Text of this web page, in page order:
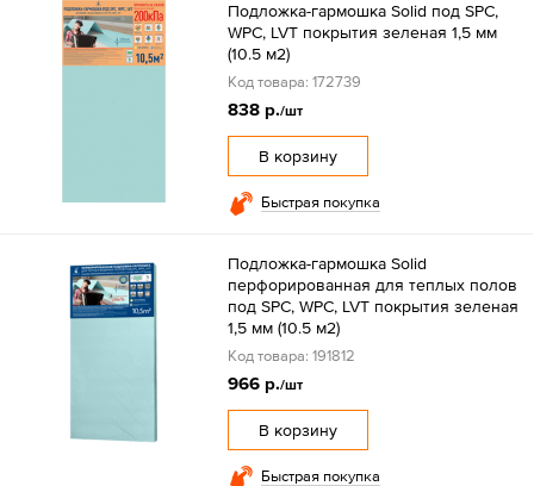
Подложка-гармошка Solid под SPC,
WPC, LVT покрытия зеленая 1,5 мм
(10.5 м2)
Код товара: 172739
838 р./шт
В корзину
Быстрая покупка
Подложка-гармошка Solid
перфорированная для теплых полов
под SPC, WPC, LVT покрытия зеленая
1,5 мм (10.5 м2)
Код товара: 191812
966 р./шт
В корзину
Быстрая покупка